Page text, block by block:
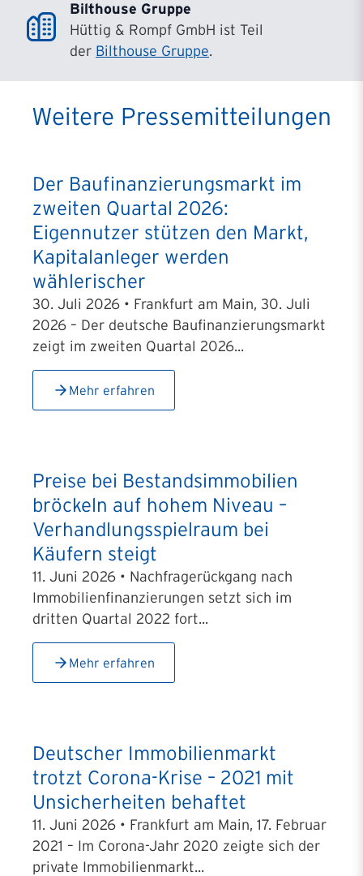
Bilthouse Gruppe
Hüttig & Rompf GmbH ist Teil
der Bilthouse Gruppe.
Weitere Pressemitteilungen
Der Baufinanzierungsmarkt im
zweiten Quartal 2026:
Eigennutzer stützen den Markt,
Kapitalanleger werden
wählerischer
30. Juli 2026 • Frankfurt am Main, 30. Juli
2026 – Der deutsche Baufinanzierungsmarkt
zeigt im zweiten Quartal 2026...
Mehr erfahren
Preise bei Bestandsimmobilien
bröckeln auf hohem Niveau –
Verhandlungsspielraum bei
Käufern steigt
11. Juni 2026 • Nachfragerückgang nach
Immobilienfinanzierungen setzt sich im
dritten Quartal 2022 fort...
Mehr erfahren
Deutscher Immobilienmarkt
trotzt Corona-Krise – 2021 mit
Unsicherheiten behaftet
11. Juni 2026 • Frankfurt am Main, 17. Februar
2021 – Im Corona-Jahr 2020 zeigte sich der
private Immobilienmarkt...